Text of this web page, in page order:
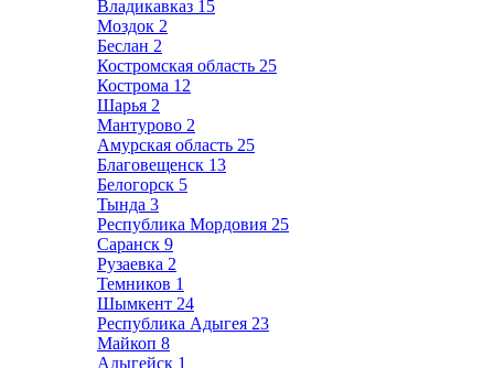
Владикавказ 15
Моздок 2
Беслан 2
Костромская область 25
Кострома 12
Шарья 2
Мантурово 2
Амурская область 25
Благовещенск 13
Белогорск 5
Тында 3
Республика Мордовия 25
Саранск 9
Рузаевка 2
Темников 1
Шымкент 24
Республика Адыгея 23
Майкоп 8
Адыгейск 1